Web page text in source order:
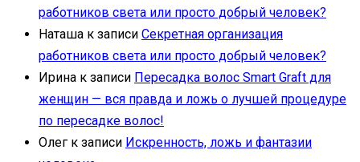
работников света или просто добрый человек?
Наташа к записи Секретная организация
работников света или просто добрый человек?
Ирина к записи Пересадка волос Smart Graft для
женщин — вся правда и ложь о лучшей процедуре
по пересадке волос!
Олег к записи Искренность, ложь и фантазии